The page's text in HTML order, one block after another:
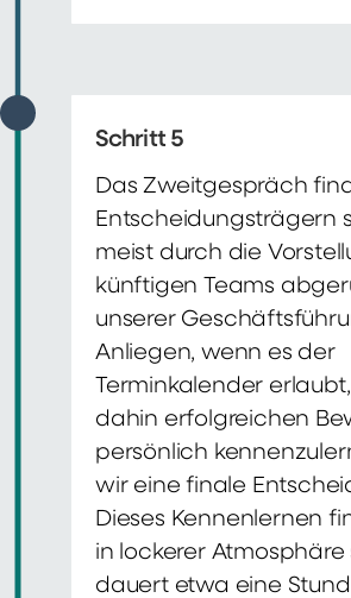
Schritt 5
Das Zweitgespräch
Entscheidungsträgern
meist durch die
künftigen Teams
unserer
Anliegen, wenn es der
Terminkalender
dahin erfolgreichen
persönlich
wir eine finale
Dieses Kennenlernen
in lockerer
dauert etwa eine